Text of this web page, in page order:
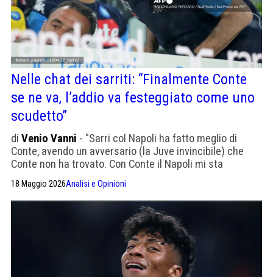
Nelle chat dei sarriti: “Finalmente Conte
se ne va, l’addio va festeggiato come uno
scudetto”
di Venio Vanni - "Sarri col Napoli ha fatto meglio di
Conte, avendo un avversario (la Juve invincibile) che
Conte non ha trovato. Con Conte il Napoli mi sta
antipatico. Pare sempre che abbiamo passato un
guaio".
18 Maggio 2026Analisi e Opinioni